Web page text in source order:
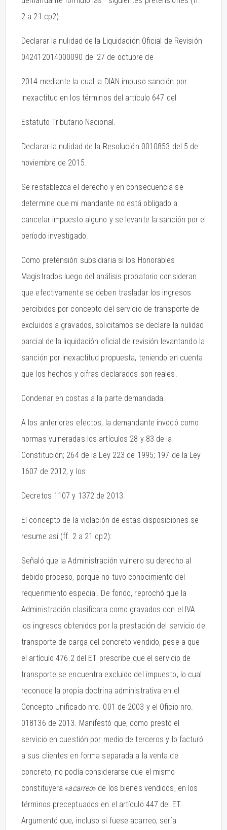
2 a 21 cp2):
Declarar la nulidad de la Liquidación Oficial de Revisión
042412014000090 del 27 de octubre de
2014 mediante la cual la DIAN impuso sanción por
inexactitud en los términos del artículo 647 del
Estatuto Tributario Nacional.
Declarar la nulidad de la Resolución 0010853 del 5 de
noviembre de 2015.
Se restablezca el derecho y en consecuencia se
determine que mi mandante no está obligado a
cancelar impuesto alguno y se levante la sanción por el
período investigado.
Como pretensión subsidiaria si los Honorables
Magistrados luego del análisis probatorio consideran
que efectivamente se deben trasladar los ingresos
percibidos por concepto del servicio de transporte de
excluidos a gravados, solicitamos se declare la nulidad
parcial de la liquidación oficial de revisión levantando la
sanción por inexactitud propuesta, teniendo en cuenta
que los hechos y cifras declarados son reales.
Condenar en costas a la parte demandada.
A los anteriores efectos, la demandante invocó como
normas vulneradas los artículos 28 y 83 de la
Constitución; 264 de la Ley 223 de 1995; 197 de la Ley
1607 de 2012; y los
Decretos 1107 y 1372 de 2013.
El concepto de la violación de estas disposiciones se
resume así (ff. 2 a 21 cp2):
Señaló que la Administración vulnero su derecho al
debido proceso, porque no tuvo conocimiento del
requerimiento especial. De fondo, reprochó que la
Administración clasificara como gravados con el IVA
los ingresos obtenidos por la prestación del servicio de
transporte de carga del concreto vendido, pese a que
el artículo 476.2 del ET prescribe que el servicio de
transporte se encuentra excluido del impuesto, lo cual
reconoce la propia doctrina administrativa en el
Concepto Unificado nro. 001 de 2003 y el Oficio nro.
018136 de 2013. Manifestó que, como prestó el
servicio en cuestión por medio de terceros y lo facturó
a sus clientes en forma separada a la venta de
concreto, no podía considerarse que el mismo
constituyera «acarreo» de los bienes vendidos, en los
términos preceptuados en el artículo 447 del ET.
Argumentó que, incluso si fuese acarreo, sería